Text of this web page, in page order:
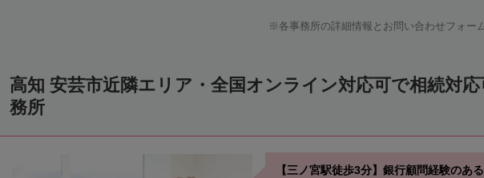
各事務所の詳細情報とお問い合わせフォー
高知 安芸市近隣エリア・全国オンライン対応可で相続対
務所
【三ノ宮駅徒歩3分】銀行顧問経験のあ